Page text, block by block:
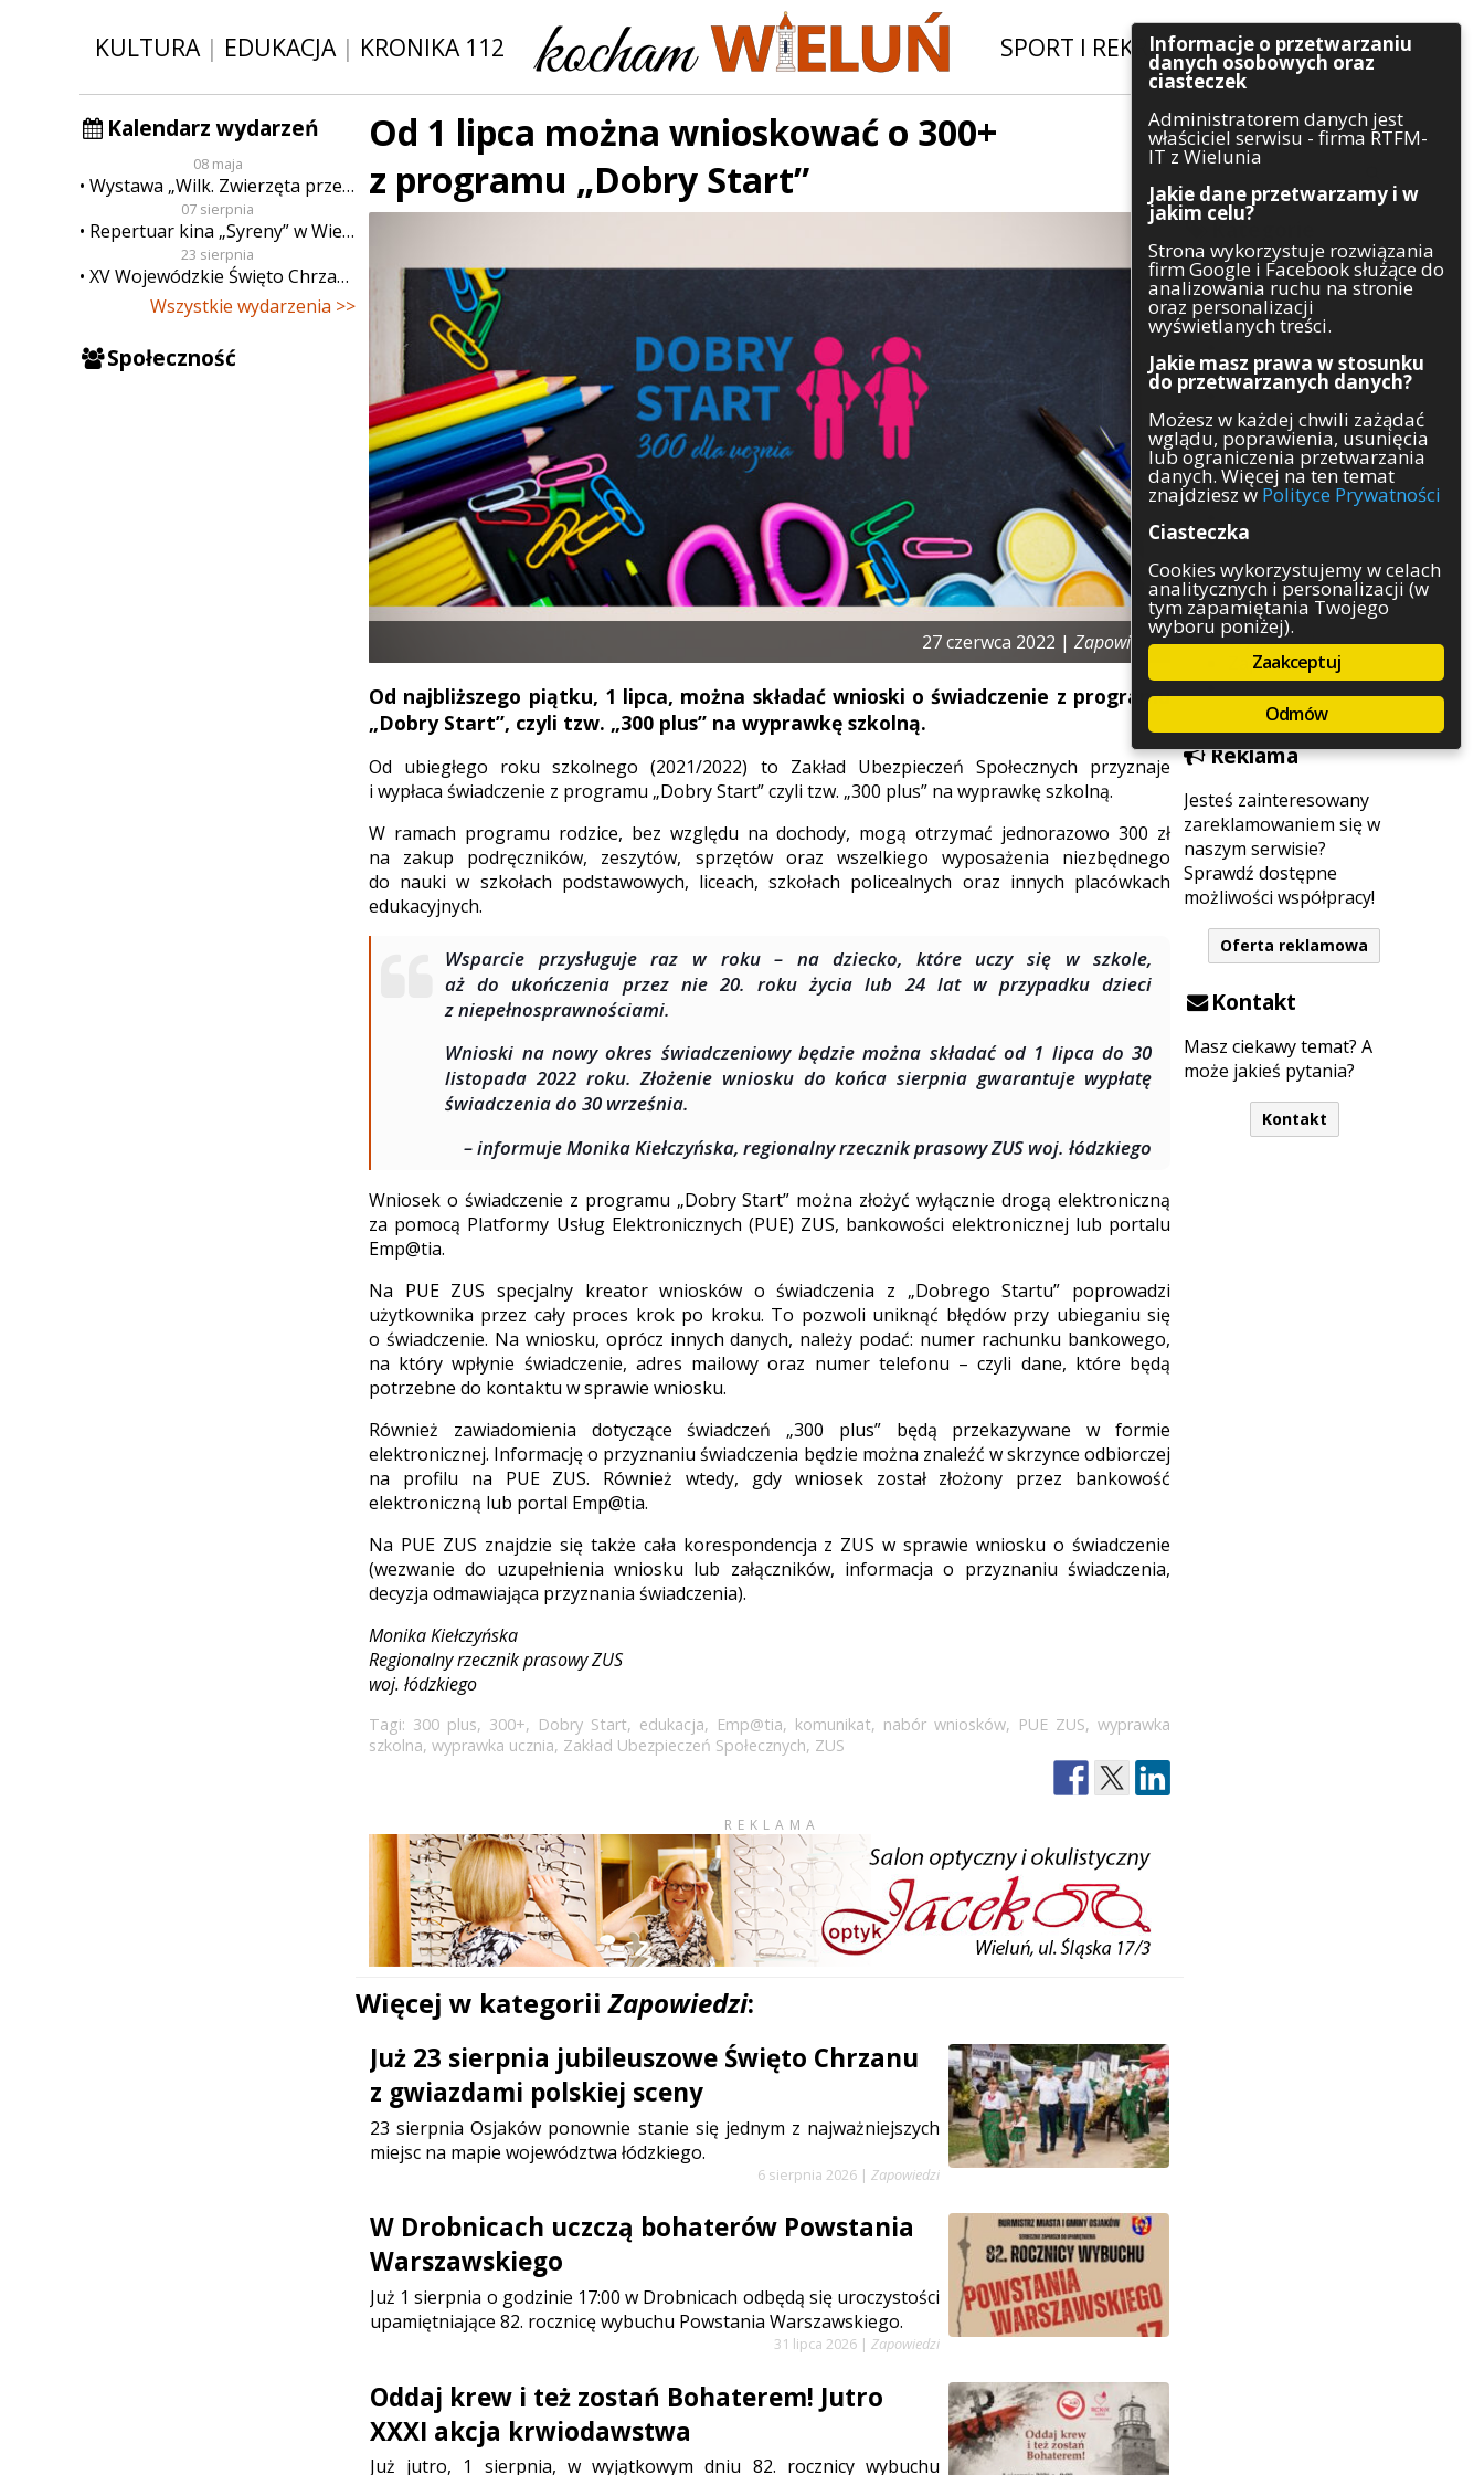
KULTURA| EDUKACJA| KRONIKA 112 SPORT I REKREACJA|INWESTYCJE
Kalendarz wydarzeń
08 maja
Wystawa „Wilk. Zwierzęta przeklęte”
07 sierpnia
Repertuar kina „Syreny” w Wieluniu w dn. od 7 do 13 sierpnia
23 sierpnia
XV Wojewódzkie Święto Chrzanu
Wszystkie wydarzenia >>
Społeczność
Szukaj
Kategorie
Architektura
Gospodarka
Handel
Komunikaty
Kultura
Polityka
Pozostałe
Psychologia
Rolnictwo
Służby
Sport
Środowisko
Szkolnictwo
Wydarzenia
Zapowiedzi
Zdrowie
Reklama
Jesteś zainteresowany
zareklamowaniem się w
naszym serwisie?
Sprawdź dostępne
możliwości współpracy!
Oferta reklamowa
Kontakt
Masz ciekawy temat? A
może jakieś pytania?
Kontakt
Od 1 lipca można wnioskować o 300+
z programu „Dobry Start”
27 czerwca 2022 |Zapowiedzi
Od najbliższego piątku, 1 lipca, można składać wnioski o świadczenie z programu
„Dobry Start”, czyli tzw. „300 plus” na wyprawkę szkolną.
Od ubiegłego roku szkolnego (2021/2022) to Zakład Ubezpieczeń Społecznych przyznaje
i wypłaca świadczenie z programu „Dobry Start” czyli tzw. „300 plus” na wyprawkę szkolną.
W ramach programu rodzice, bez względu na dochody, mogą otrzymać jednorazowo 300 zł
na zakup podręczników, zeszytów, sprzętów oraz wszelkiego wyposażenia niezbędnego
do nauki w szkołach podstawowych, liceach, szkołach policealnych oraz innych placówkach
edukacyjnych.
Wsparcie przysługuje raz w roku – na dziecko, które uczy się w szkole,
aż do ukończenia przez nie 20. roku życia lub 24 lat w przypadku dzieci
z niepełnosprawnościami.
Wnioski na nowy okres świadczeniowy będzie można składać od 1 lipca do 30
listopada 2022 roku. Złożenie wniosku do końca sierpnia gwarantuje wypłatę
świadczenia do 30 września.
– informuje Monika Kiełczyńska, regionalny rzecznik prasowy ZUS woj. łódzkiego
Wniosek o świadczenie z programu „Dobry Start” można złożyć wyłącznie drogą elektroniczną
za pomocą Platformy Usług Elektronicznych (PUE) ZUS, bankowości elektronicznej lub portalu
Emp@tia.
Na PUE ZUS specjalny kreator wniosków o świadczenia z „Dobrego Startu” poprowadzi
użytkownika przez cały proces krok po kroku. To pozwoli uniknąć błędów przy ubieganiu się
o świadczenie. Na wniosku, oprócz innych danych, należy podać: numer rachunku bankowego,
na który wpłynie świadczenie, adres mailowy oraz numer telefonu – czyli dane, które będą
potrzebne do kontaktu w sprawie wniosku.
Również zawiadomienia dotyczące świadczeń „300 plus” będą przekazywane w formie
elektronicznej. Informację o przyznaniu świadczenia będzie można znaleźć w skrzynce odbiorczej
na profilu na PUE ZUS. Również wtedy, gdy wniosek został złożony przez bankowość
elektroniczną lub portal Emp@tia.
Na PUE ZUS znajdzie się także cała korespondencja z ZUS w sprawie wniosku o świadczenie
(wezwanie do uzupełnienia wniosku lub załączników, informacja o przyznaniu świadczenia,
decyzja odmawiająca przyznania świadczenia).
Monika Kiełczyńska
Regionalny rzecznik prasowy ZUS
woj. łódzkiego
Tagi: 300 plus, 300+, Dobry Start, edukacja, Emp@tia, komunikat, nabór wniosków, PUE ZUS, wyprawka
szkolna, wyprawka ucznia, Zakład Ubezpieczeń Społecznych, ZUS
REKLAMA
Więcej w kategoriiZapowiedzi:
Już 23 sierpnia jubileuszowe Święto Chrzanu
z gwiazdami polskiej sceny
23 sierpnia Osjaków ponownie stanie się jednym z najważniejszych
miejsc na mapie województwa łódzkiego.
6 sierpnia 2026 | Zapowiedzi
W Drobnicach uczczą bohaterów Powstania
Warszawskiego
Już 1 sierpnia o godzinie 17:00 w Drobnicach odbędą się uroczystości
upamiętniające 82. rocznicę wybuchu Powstania Warszawskiego.
31 lipca 2026 | Zapowiedzi
Oddaj krew i też zostań Bohaterem! Jutro
XXXI akcja krwiodawstwa
Już jutro, 1 sierpnia, w wyjątkowym dniu 82. rocznicy wybuchu
Informacje o przetwarzaniu
danych osobowych oraz
ciasteczek
Administratorem danych jest
właściciel serwisu - firma RTFM-
IT z Wielunia
Jakie dane przetwarzamy i w
jakim celu?
Strona wykorzystuje rozwiązania
firm Google i Facebook służące do
analizowania ruchu na stronie
oraz personalizacji
wyświetlanych treści.
Jakie masz prawa w stosunku
do przetwarzanych danych?
Możesz w każdej chwili zażądać
wglądu, poprawienia, usunięcia
lub ograniczenia przetwarzania
danych. Więcej na ten temat
znajdziesz w Polityce Prywatności
Ciasteczka
Cookies wykorzystujemy w celach
analitycznych i personalizacji (w
tym zapamiętania Twojego
wyboru poniżej).
Zaakceptuj
Odmów